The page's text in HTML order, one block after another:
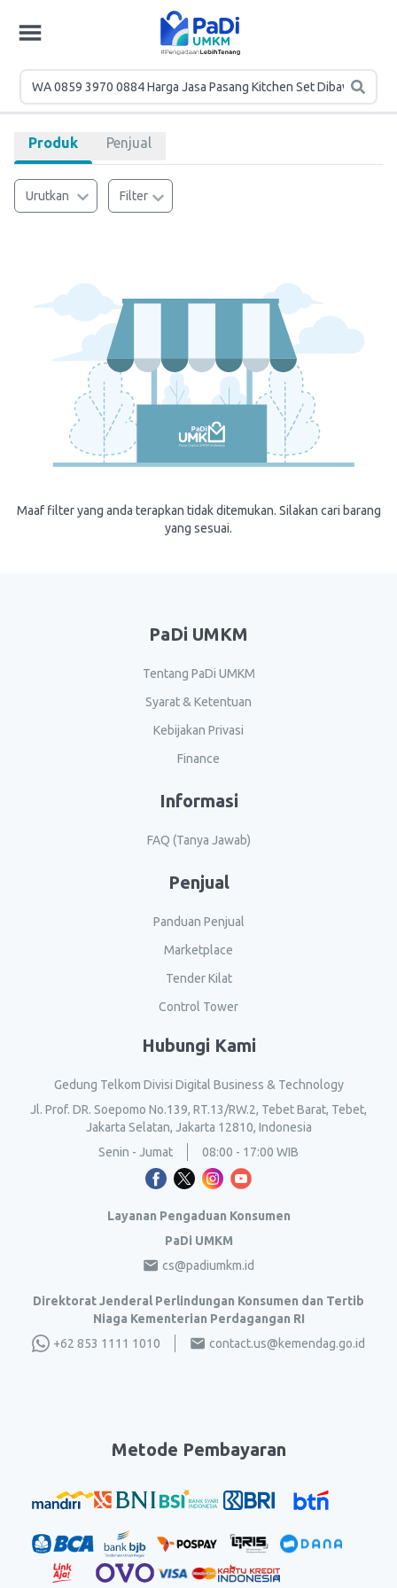
Produk Penjual
Urutkan Filter
Maaf filter yang anda terapkan tidak ditemukan. Silakan cari barang
yang sesuai.
PaDi UMKM
Tentang PaDi UMKM
Syarat & Ketentuan
Kebijakan Privasi
Finance
Informasi
FAQ (Tanya Jawab)
Penjual
Panduan Penjual
Marketplace
Tender Kilat
Control Tower
Hubungi Kami
Gedung Telkom Divisi Digital Business & Technology
Jl. Prof. DR. Soepomo No.139, RT.13/RW.2, Tebet Barat, Tebet,
Jakarta Selatan, Jakarta 12810, Indonesia
Senin - Jumat
08:00 - 17:00 WIB
Layanan Pengaduan Konsumen
PaDi UMKM
cs@padiumkm.id
Direktorat Jenderal Perlindungan Konsumen dan Tertib
Niaga Kementerian Perdagangan RI
+62 853 1111 1010
contact.us@kemendag.go.id
Metode Pembayaran